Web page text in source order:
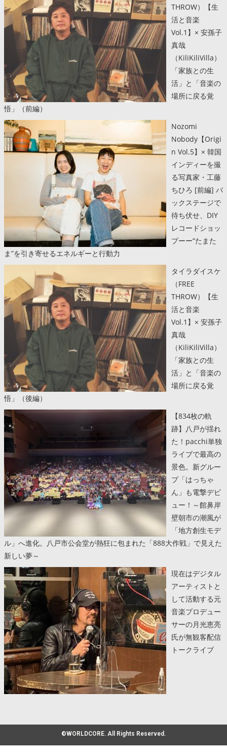
THROW）【生
活と音楽
Vol.1】× 安孫子
真哉
（KiliKiliVilla）
「家族との生
活」と「音楽の
場所に戻る覚
悟」（前編）
Nozomi
Nobody【Origi
n Vol.5】× 韓国
インディーを撮
る写真家・工藤
ちひろ [前編] バ
ックステージで
待ち伏せ、DIY
レコードショッ
プーー“たまた
ま”を引き寄せるエネルギーと行動力
タイラダイスケ
（FREE
THROW）【生
活と音楽
Vol.1】× 安孫子
真哉
（KiliKiliVilla）
「家族との生
活」と「音楽の
場所に戻る覚
悟」（後編）
【834枚の軌
跡】八戸が揺れ
た！pacchi単独
ライブで最高の
景色。新グルー
プ「はっちゃ
ん」も電撃デビ
ュー！～館鼻岸
壁朝市の潮風が
「地方創生モデ
ル」へ進化。八戸市公会堂が熱狂に包まれた「888大作戦」で見えた
新しい夢～
現在はデジタル
アーティストと
して活動する元
音楽プロデュー
サーの月光恵亮
氏が無観客配信
トークライブ
©WORLDCORE. All Rights Reserved.